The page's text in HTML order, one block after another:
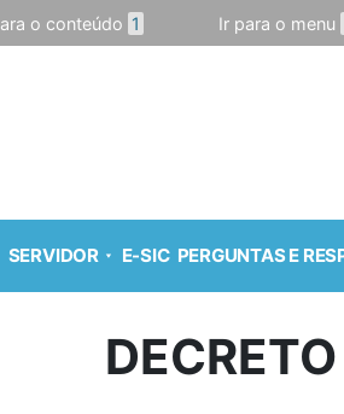
o conteúdo 1 Ir para o menu
SERVIDOR E-SIC PERGUNTAS E